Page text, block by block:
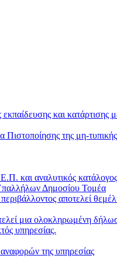
και κατάρτισης
της μη-
και αναλυτικός
Δημοσίου Τομέα
αποτελεί
μια ολοκληρωμένη
υπηρεσίας.
της υπηρεσίας